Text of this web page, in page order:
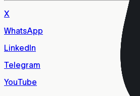
X
WhatsApp
LinkedIn
Telegram
YouTube